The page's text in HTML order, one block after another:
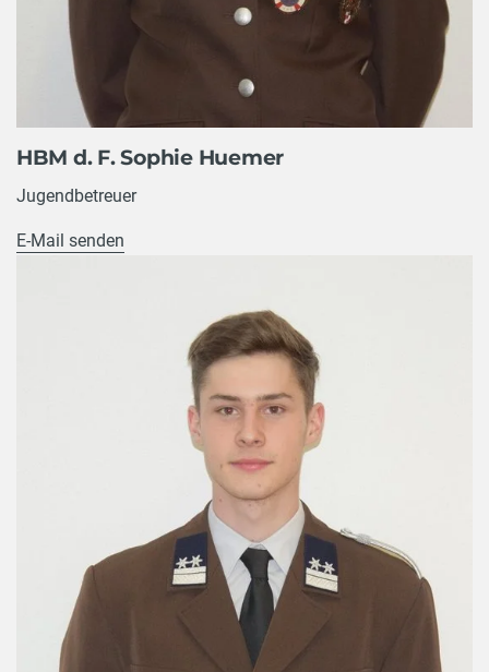
HBM d. F. Sophie Huemer
Jugendbetreuer
E-Mail senden